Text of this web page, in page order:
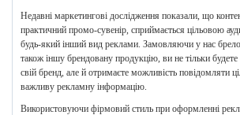
Недавні маркетингові дослідження показали, що
практичний промо-сувенір, сприймається цільовою
будь-який інший вид реклами. Замовляючи у нас
також іншу брендовану продукцію, ви не тільки
свій бренд, але й отримаєте можливість повідомляти
важливу рекламну інформацію.
Використовуючи фірмовий стиль при оформленні